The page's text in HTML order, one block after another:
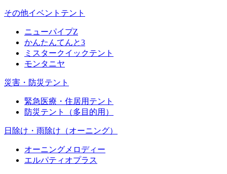
その他イベントテント
ニューパイプZ
かんたんてんと3
ミスタークイックテント
モンタニヤ
災害・防災テント
緊急医療・住居用テント
防災テント（多目的用）
日除け・雨除け（オーニング）
オーニングメロディー
エルパティオプラス